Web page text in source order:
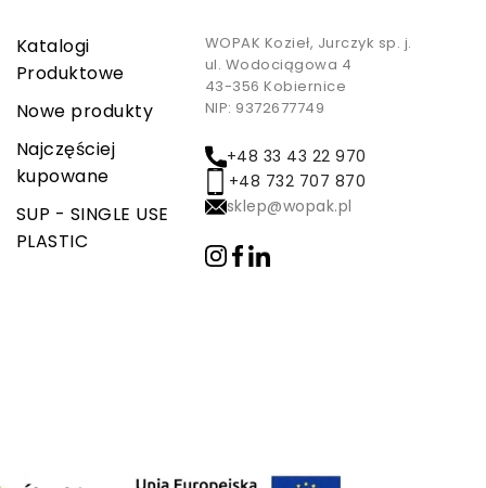
WOPAK Kozieł, Jurczyk sp. j.
ul. Wodociągowa 4
43-356 Kobiernice
NIP: 9372677749
+48 33 43 22 970
+48 732 707 870
sklep@wopak.pl
Katalogi
Produktowe
Nowe produkty
Najczęściej
kupowane
SUP - SINGLE USE
PLASTIC